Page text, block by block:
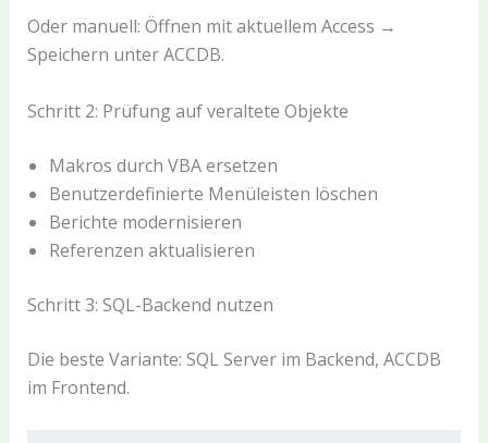
Oder manuell: Öffnen mit aktuellem Access →
Speichern unter ACCDB.
Schritt 2: Prüfung auf veraltete Objekte
Makros durch VBA ersetzen
Benutzerdefinierte Menüleisten löschen
Berichte modernisieren
Referenzen aktualisieren
Schritt 3: SQL-Backend nutzen
Die beste Variante: SQL Server im Backend, ACCDB
im Frontend.